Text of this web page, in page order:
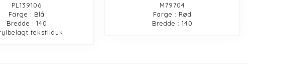
PL139106
Farge : Blå
Bredde : 140
tekstilduk
M79704
Farge : Rød
Bredde : 140